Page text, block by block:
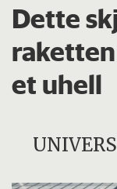
Dette
et uhell